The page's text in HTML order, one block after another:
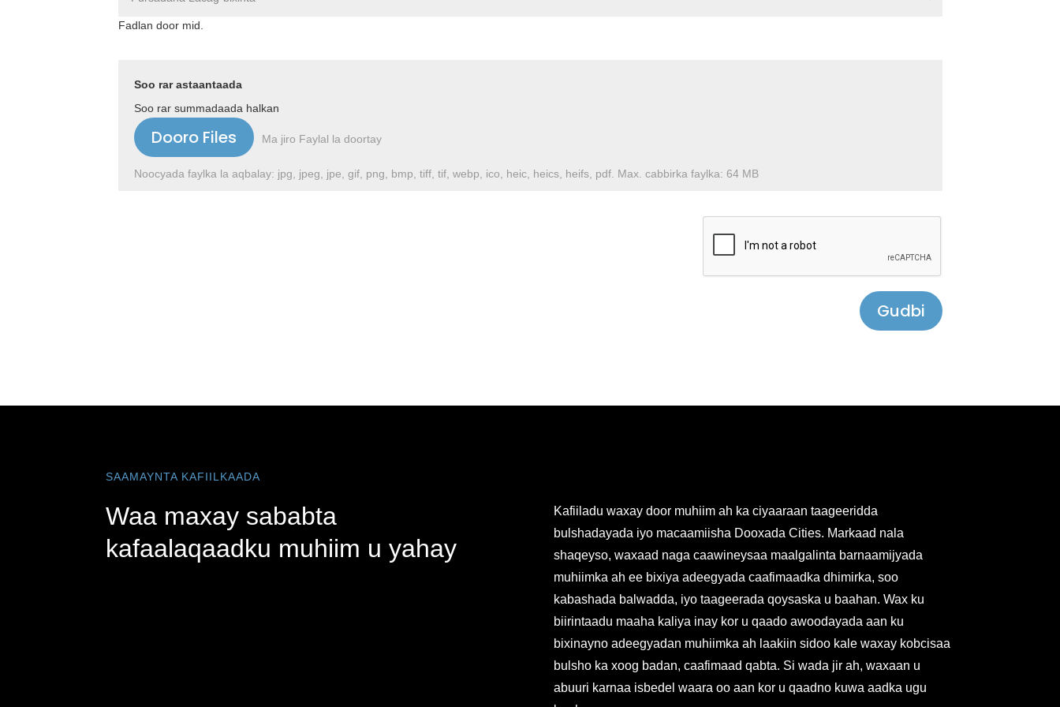
Fadlan door mid.
Soo rar astaantaada
Soo rar summadaada halkan
Gal galDooro Files Ma jiro Faylal la doortay
Noocyada faylka la aqbalay: jpg, jpeg, jpe, gif, png, bmp, tiff, tif, webp, ico, heic, heics, heifs, pdf. Max. cabbirka faylka: 64 MB
Gudbi
SAAMAYNTA KAFIILKAADA
Waa maxay sababta
kafaalaqaadku muhiim u yahay
Kafiiladu waxay door muhiim ah ka ciyaaraan taageeridda
bulshadayada iyo macaamiisha Dooxada Cities. Markaad nala
shaqeyso, waxaad naga caawineysaa maalgalinta barnaamijyada
muhiimka ah ee bixiya adeegyada caafimaadka dhimirka, soo
kabashada balwadda, iyo taageerada qoysaska u baahan. Wax ku
biirintaadu maaha kaliya inay kor u qaado awoodayada aan ku
bixinayno adeegyadan muhiimka ah laakiin sidoo kale waxay kobcisaa
bulsho ka xoog badan, caafimaad qabta. Si wada jir ah, waxaan u
abuuri karnaa isbedel waara oo aan kor u qaadno kuwa aadka ugu